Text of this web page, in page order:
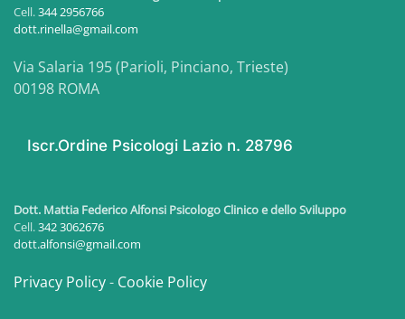
Cell.344 2956766
dott.rinella@gmail.com
Via Salaria 195 (Parioli, Pinciano, Trieste)
00198 ROMA
Iscr.Ordine Psicologi Lazio n. 28796
Dott. Mattia Federico Alfonsi Psicologo Clinico e dello Sviluppo
Cell.342 3062676
dott.alfonsi@gmail.com
Privacy Policy- Cookie Policy